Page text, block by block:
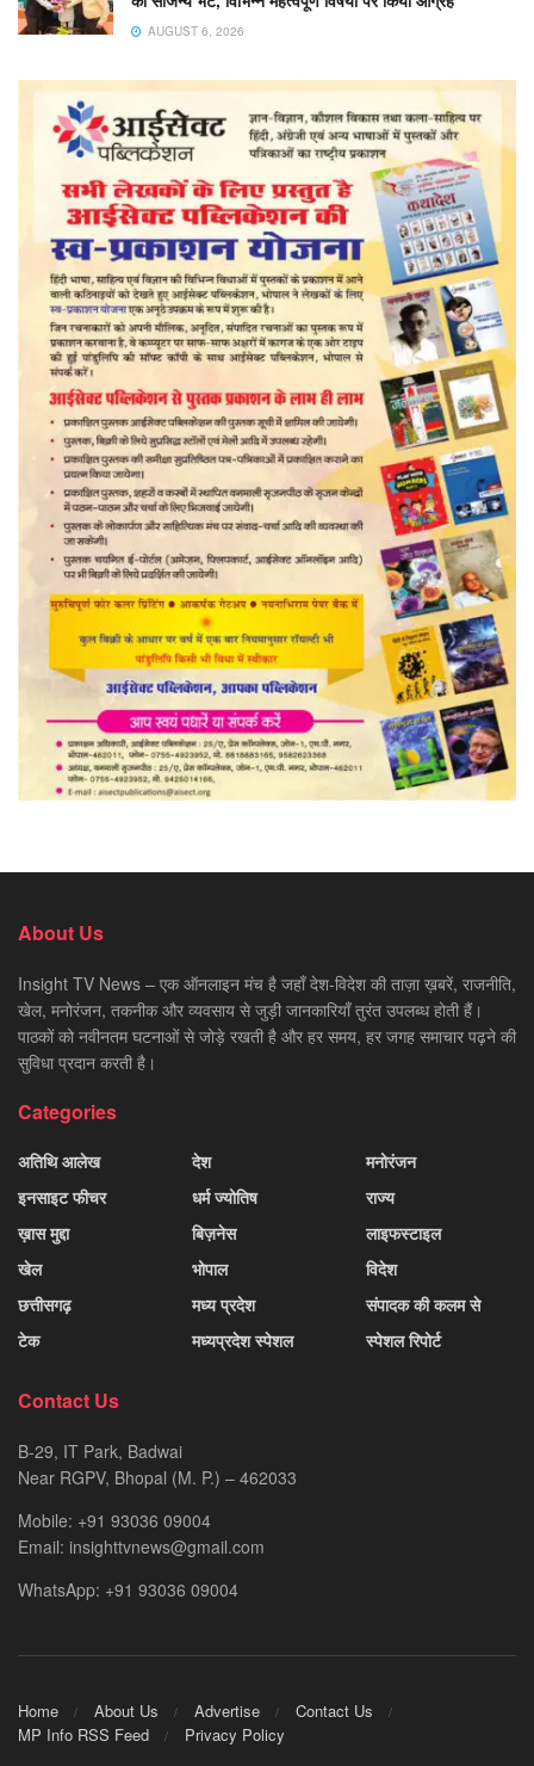
AUGUST 6, 2026
About Us
Insight TV News – एक ऑनलाइन मंच है जहाँ देश-विदेश की ताज़ा ख़बरें, राजनीति,
खेल, मनोरंजन, तकनीक और व्यवसाय से जुड़ी जानकारियाँ तुरंत उपलब्ध होती हैं।
पाठकों को नवीनतम घटनाओं से जोड़े रखती है और हर समय, हर जगह समाचार पढ़ने की
सुविधा प्रदान करती है।
Categories
अतिथि आलेख
इनसाइट फीचर
ख़ास मुद्दा
खेल
छत्तीसगढ़
टेक
देश
धर्म ज्योतिष
बिज़नेस
भोपाल
मध्य प्रदेश
मध्यप्रदेश स्पेशल
मनोरंजन
राज्य
लाइफस्टाइल
विदेश
संपादक की कलम से
स्पेशल रिपोर्ट
Contact Us
B-29, IT Park, Badwai
Near RGPV, Bhopal (M. P.) – 462033
Mobile: +91 93036 09004
Email: insighttvnews@gmail.com
WhatsApp: +91 93036 09004
Home About Us Advertise
Contact Us
MP Info RSS Feed
Privacy Policy